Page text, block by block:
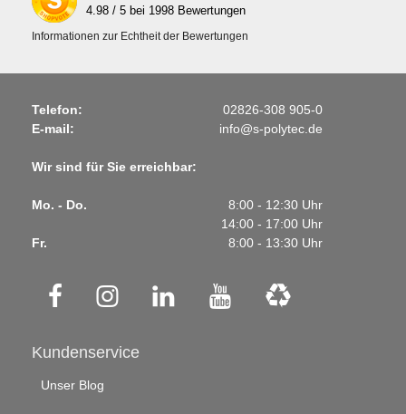
4.98 / 5 bei 1998 Bewertungen
Informationen zur Echtheit der Bewertungen
Telefon:
02826-308 905-0
E-mail:
info@s-polytec.de
Wir sind für Sie erreichbar:
Mo. - Do.
8:00 - 12:30 Uhr
14:00 - 17:00 Uhr
Fr.
8:00 - 13:30 Uhr
Kundenservice
Unser Blog